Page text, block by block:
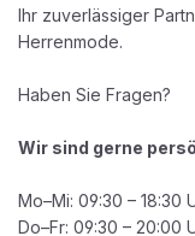
Ihr zuverlässiger
Herrenmode.
Haben Sie Fragen?
Wir sind gerne
Mo–Mi: 09:30 – 18:30
Do–Fr: 09:30 – 20:00